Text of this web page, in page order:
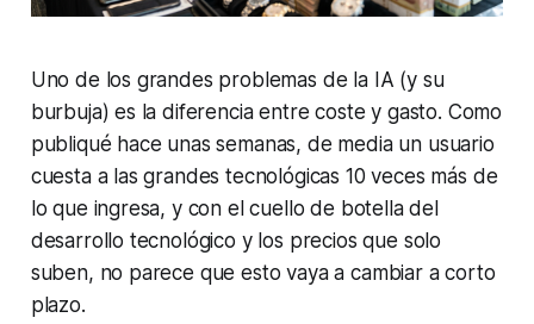
Uno de los grandes problemas de la IA (y su
burbuja) es la diferencia entre coste y gasto. Como
publiqué hace unas semanas, de media un usuario
cuesta a las grandes tecnológicas 10 veces más de
lo que ingresa, y con el cuello de botella del
desarrollo tecnológico y los precios que solo
suben, no parece que esto vaya a cambiar a corto
plazo.